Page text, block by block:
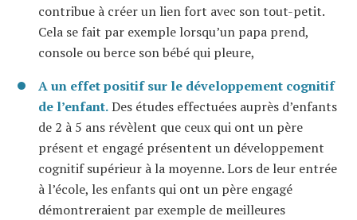
contribue à créer un lien fort avec son tout-petit.
Cela se fait par exemple lorsqu’un papa prend,
console ou berce son bébé qui pleure,
A un effet positif sur le développement cognitif
de l’enfant.Des études effectuées auprès d’enfants
de 2 à 5 ans révèlent que ceux qui ont un père
présent et engagé présentent un développement
cognitif supérieur à la moyenne. Lors de leur entrée
à l’école, les enfants qui ont un père engagé
démontreraient par exemple de meilleures